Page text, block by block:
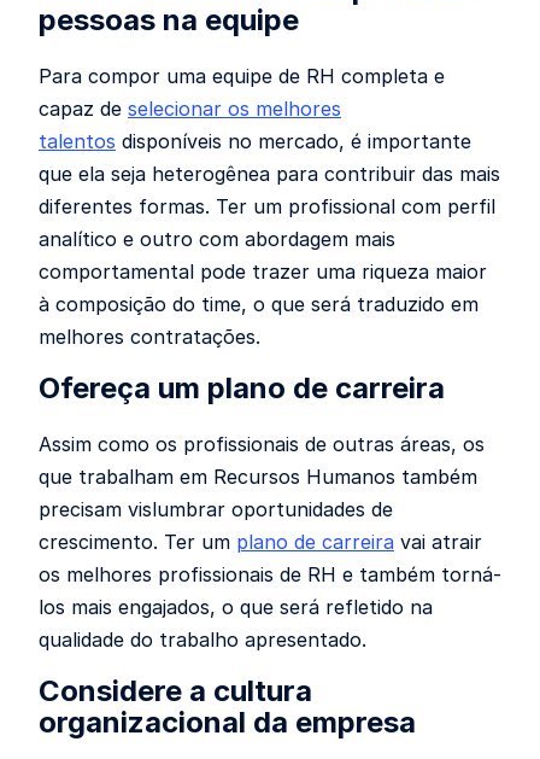
pessoas na equipe
Para compor uma equipe de RH completa e
capaz de selecionar os melhores
talentos disponíveis no mercado, é importante
que ela seja heterogênea para contribuir das mais
diferentes formas. Ter um profissional com perfil
analítico e outro com abordagem mais
comportamental pode trazer uma riqueza maior
à composição do time, o que será traduzido em
melhores contratações.
Ofereça um plano de carreira
Assim como os profissionais de outras áreas, os
que trabalham em Recursos Humanos também
precisam vislumbrar oportunidades de
crescimento. Ter um plano de carreira vai atrair
os melhores profissionais de RH e também torná-
los mais engajados, o que será refletido na
qualidade do trabalho apresentado.
Considere a cultura
organizacional da empresa